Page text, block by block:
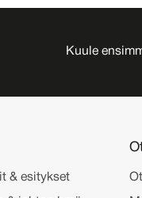
Kuule
& esitykset